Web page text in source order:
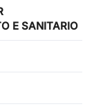
E SANITARIO